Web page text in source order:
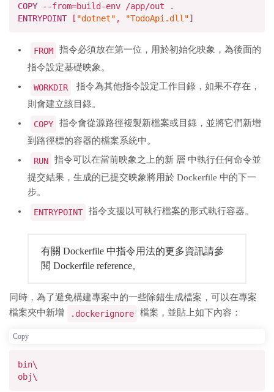
COPY--from=build-env /app/out .
ENTRYPOINT[ "dotnet" , "TodoApi.dll"]
FROM
指令必須放在第一位，用於初始化映象，為後面的
指令設定基礎映象。
WORKDIR
指令為其他指令設定工作目錄，如果不存在，
則會建立該目錄。
COPY
指令會從源路徑複製新檔案或目錄，並將它們新增
到路徑標的容器的檔案系統中。
RUN
指令可以在當前映象之上的新 層 中執行任何命令並
提交結果，生成的已提交映象將用於 Dockerfile 中的下一
步。
ENTRYPOINT 指令支援以可執行檔案的形式執行容器。
有關 Dockerfile 中指令用法的更多資訊請參
閱 Dockerfile reference。
同時，為了避免構建專案中的一些除錯生成檔案，可以在專案
檔案夾中新增
.dockerignore 檔案，並貼上如下內容：
Copy
bin\
obj\